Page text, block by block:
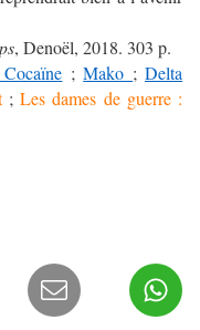
, Denoël, 2018. 303 p.
;Mako ;Delta
;Les dames de guerre :